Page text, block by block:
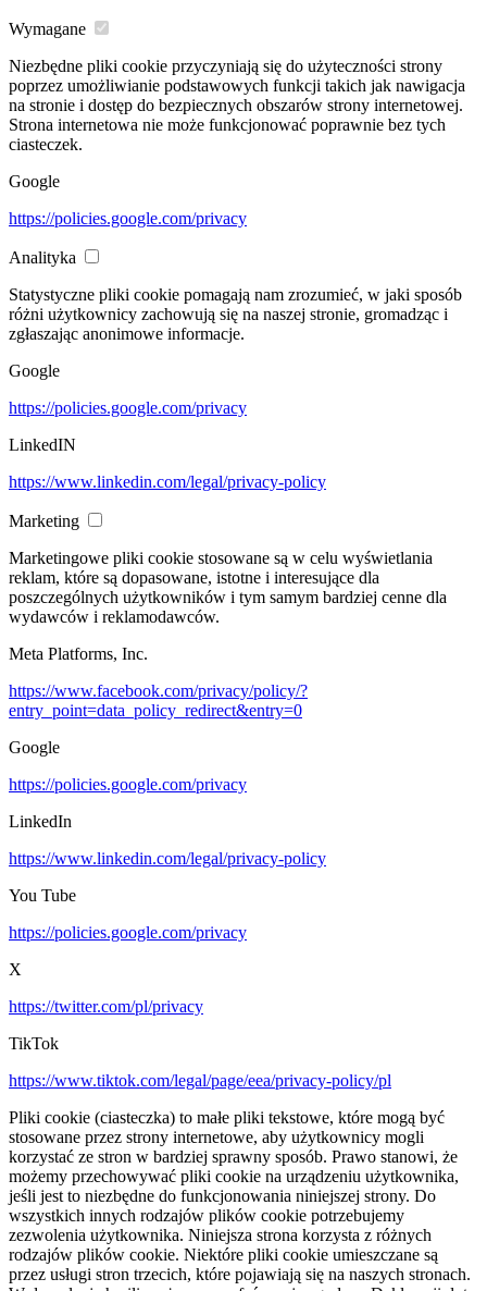
Wymagane
Niezbędne pliki cookie przyczyniają się do użyteczności strony
poprzez umożliwianie podstawowych funkcji takich jak nawigacja
na stronie i dostęp do bezpiecznych obszarów strony internetowej.
Strona internetowa nie może funkcjonować poprawnie bez tych
ciasteczek.
Google
https://policies.google.com/privacy
Analityka
Statystyczne pliki cookie pomagają nam zrozumieć, w jaki sposób
różni użytkownicy zachowują się na naszej stronie, gromadząc i
zgłaszając anonimowe informacje.
Google
https://policies.google.com/privacy
LinkedIN
https://www.linkedin.com/legal/privacy-policy
Marketing
Marketingowe pliki cookie stosowane są w celu wyświetlania
reklam, które są dopasowane, istotne i interesujące dla
poszczególnych użytkowników i tym samym bardziej cenne dla
wydawców i reklamodawców.
Meta Platforms, Inc.
https://www.facebook.com/privacy/policy/?
entry_point=data_policy_redirect&entry=0
Google
https://policies.google.com/privacy
LinkedIn
https://www.linkedin.com/legal/privacy-policy
You Tube
https://policies.google.com/privacy
X
https://twitter.com/pl/privacy
TikTok
https://www.tiktok.com/legal/page/eea/privacy-policy/pl
Pliki cookie (ciasteczka) to małe pliki tekstowe, które mogą być
stosowane przez strony internetowe, aby użytkownicy mogli
korzystać ze stron w bardziej sprawny sposób. Prawo stanowi, że
możemy przechowywać pliki cookie na urządzeniu użytkownika,
jeśli jest to niezbędne do funkcjonowania niniejszej strony. Do
wszystkich innych rodzajów plików cookie potrzebujemy
zezwolenia użytkownika. Niniejsza strona korzysta z różnych
rodzajów plików cookie. Niektóre pliki cookie umieszczane są
przez usługi stron trzecich, które pojawiają się na naszych stronach.